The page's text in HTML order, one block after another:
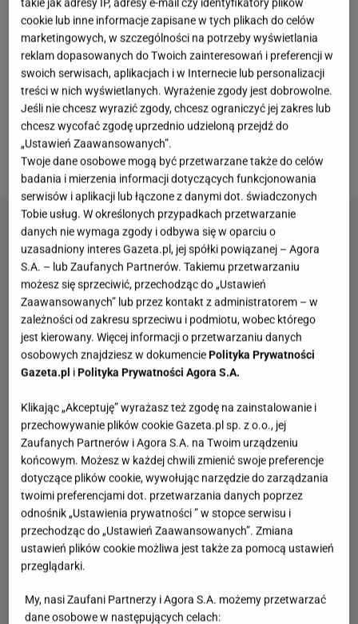
uległo zmianie, gdy zapisała się na zajęcia u
Tadeusza Gauera, trenera popularnego wśród
polskichcelebrytów. Angelika teraz z siłowni
korzysta z przyjemnością. Na InstaStories
instruktora pojawiło się nagranie, gdzie Gauer
zwrócił uwagę na najczęściej popularne błędy
podczas ćwiczeń.
takie jak adresy IP, adresy e-mail czy identyfikatory plików
cookie lub inne informacje zapisane w tych plikach do celów
marketingowych, w szczególności na potrzeby wyświetlania
reklam dopasowanych do Twoich zainteresowań i preferencji w
swoich serwisach, aplikacjach i w Internecie lub personalizacji
treści w nich wyświetlanych. Wyrażenie zgody jest dobrowolne.
Jeśli nie chcesz wyrazić zgody, chcesz ograniczyć jej zakres lub
chcesz wycofać zgodę uprzednio udzieloną przejdź do
„Ustawień Zaawansowanych”.
Twoje dane osobowe mogą być przetwarzane także do celów
badania i mierzenia informacji dotyczących funkcjonowania
serwisów i aplikacji lub łączone z danymi dot. świadczonych
Tobie usług. W określonych przypadkach przetwarzanie
danych nie wymaga zgody i odbywa się w oparciu o
uzasadniony interes Gazeta.pl, jej spółki powiązanej – Agora
S.A. – lub Zaufanych Partnerów. Takiemu przetwarzaniu
możesz się sprzeciwić, przechodząc do „Ustawień
Zaawansowanych” lub przez kontakt z administratorem – w
zależności od zakresu sprzeciwu i podmiotu, wobec którego
jest kierowany. Więcej informacji o przetwarzaniu danych
osobowych znajdziesz w dokumenciePolityka Prywatności
Gazeta.pl iPolityka Prywatności Agora S.A.
Klikając „Akceptuję” wyrażasz też zgodę na zainstalowanie i
przechowywanie plików cookie Gazeta.pl sp. z o.o., jej
Zaufanych Partnerów i Agora S.A. na Twoim urządzeniu
końcowym. Możesz w każdej chwili zmienić swoje preferencje
dotyczące plików cookie, wywołując narzędzie do zarządzania
twoimi preferencjami dot. przetwarzania danych poprzez
odnośnik „Ustawienia prywatności ” w stopce serwisu i
przechodząc do „Ustawień Zaawansowanych”. Zmiana
ustawień plików cookie możliwa jest także za pomocą ustawień
przeglądarki.
My, nasi Zaufani Partnerzy i Agora S.A. możemy przetwarzać
dane osobowe w następujących celach: